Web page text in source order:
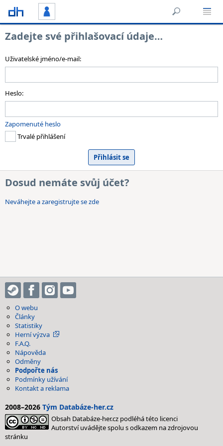
Zadejte své přihlašovací údaje…
Uživatelské jméno/e-mail:
Heslo:
Zapomenuté heslo
Trvalé přihlášení
Dosud nemáte svůj účet?
Neváhejte a zaregistrujte se zde
O webu
Články
Statistiky
Herní výzva
F.A.Q.
Nápověda
Odměny
Podpořte nás
Podmínky užívání
Kontakt a reklama
2008–2026 Tým Databáze-her.cz
Obsah Databáze-her.cz podléhá této licenci
Autorství uvádějte spolu s odkazem na zdrojovou
stránku